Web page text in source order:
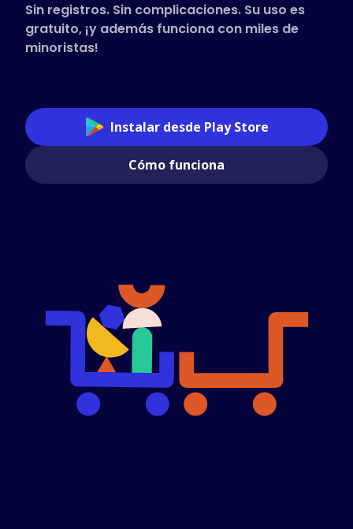
Sin registros. Sin complicaciones. Su uso es
gratuito, ¡y además funciona con miles de
minoristas!
Instalar desde Play Store
Cómo funciona